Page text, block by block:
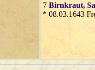
7 Birnkraut,
* 08.03.1643